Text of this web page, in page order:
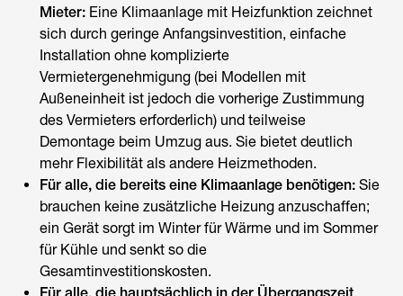
Mieter: Eine Klimaanlage mit Heizfunktion zeichnet
sich durch geringe Anfangsinvestition, einfache
Installation ohne komplizierte
Vermietergenehmigung (bei Modellen mit
Außeneinheit ist jedoch die vorherige Zustimmung
des Vermieters erforderlich) und teilweise
Demontage beim Umzug aus. Sie bietet deutlich
mehr Flexibilität als andere Heizmethoden.
Für alle, die bereits eine Klimaanlage benötigen: Sie
brauchen keine zusätzliche Heizung anzuschaffen;
ein Gerät sorgt im Winter für Wärme und im Sommer
für Kühle und senkt so die
Gesamtinvestitionskosten.